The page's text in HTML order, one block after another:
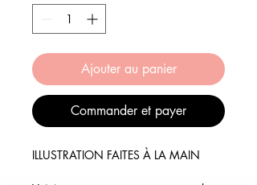
Ajouter au panier
Commander et payer
ILLUSTRATION FAITES À LA MAIN